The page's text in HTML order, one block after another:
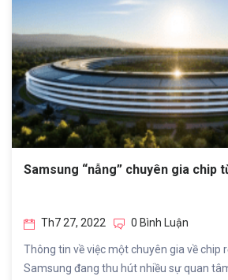
Samsung “nẫng” chuyên gia chip
Th7 27, 2022 0 Bình Luận
Thông tin về việc một chuyên gia về chip
Samsung đang thu hút nhiều sự quan